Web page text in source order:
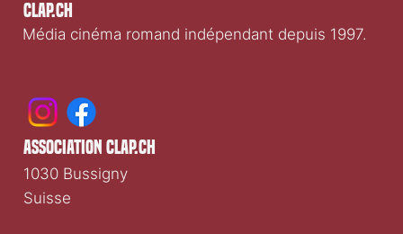
Clap.ch
Média cinéma romand indépendant depuis 1997.
association clap.ch
1030 Bussigny
Suisse